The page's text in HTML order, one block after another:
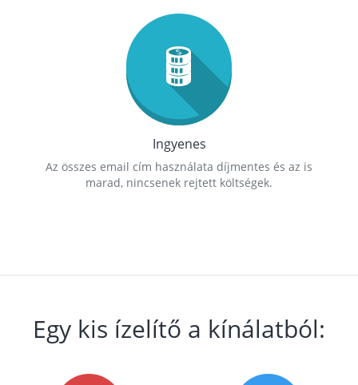
Ingyenes
Az összes email cím használata díjmentes és az is
marad, nincsenek rejtett költségek.
Egy kis ízelítő a kínálatból: